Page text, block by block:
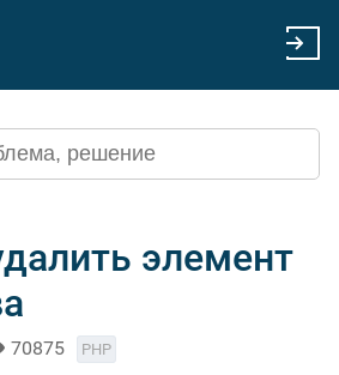
элемент
70875 PHP